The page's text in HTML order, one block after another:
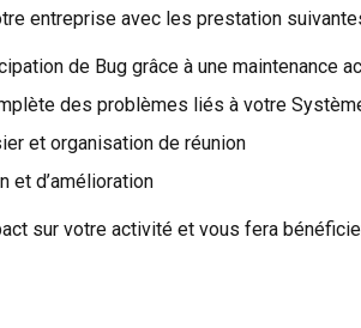
entreprise avec les prestation
de Bug grâce à une maintenance
des problèmes liés à votre
et organisation de réunion
et d’amélioration
sur votre activité et vous fera